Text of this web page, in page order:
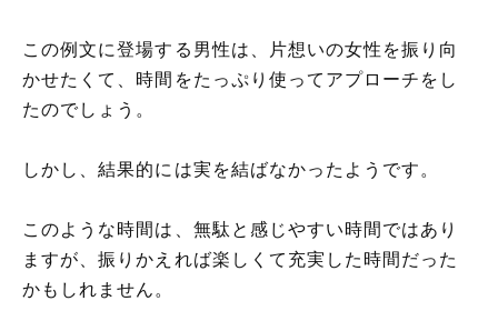
この例文に登場する男性は、片想いの女性を振り向
かせたくて、時間をたっぷり使ってアプローチをし
たのでしょう。
しかし、結果的には実を結ばなかったようです。
このような時間は、無駄と感じやすい時間ではあり
ますが、振りかえれば楽しくて充実した時間だった
かもしれません。